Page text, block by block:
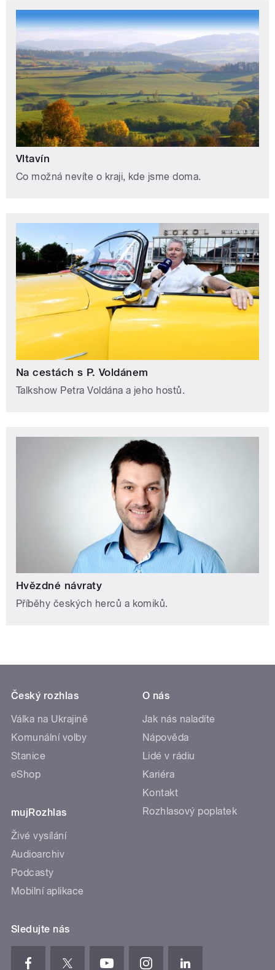
Vltavín
Co možná nevíte o kraji, kde jsme doma.
Na cestách s P. Voldánem
Talkshow Petra Voldána a jeho hostů.
Hvězdné návraty
Příběhy českých herců a komiků.
Český rozhlas
Válka na Ukrajině
Komunální volby
Stanice
eShop
mujRozhlas
Živé vysílání
Audioarchiv
Podcasty
Mobilní aplikace
O nás
Jak nás naladíte
Nápověda
Lidé v rádiu
Kariéra
Kontakt
Rozhlasový poplatek
Sledujte nás